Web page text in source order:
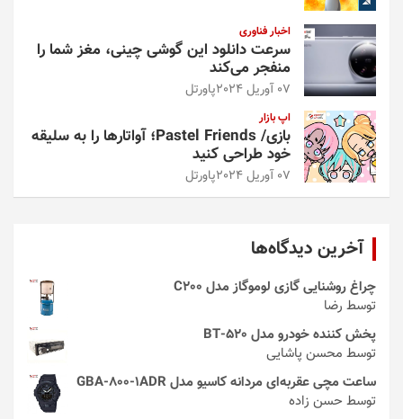
اخبار فناوری
سرعت دانلود این گوشی چینی، مغز شما را
منفجر می‌کند
07 آوریل 2024 پاورتل
اپ بازار
بازی/ Pastel Friends؛ آواتارها را به سلیقه
خود طراحی کنید
07 آوریل 2024 پاورتل
آخرین دیدگاه‌ها
چراغ روشنایی گازی لوموگاز مدل C200
توسط رضا
پخش کننده خودرو مدل 520-BT
توسط محسن پاشایی
ساعت مچی عقربه‌ای مردانه کاسیو مدل GBA-800-1ADR
توسط حسن زاده